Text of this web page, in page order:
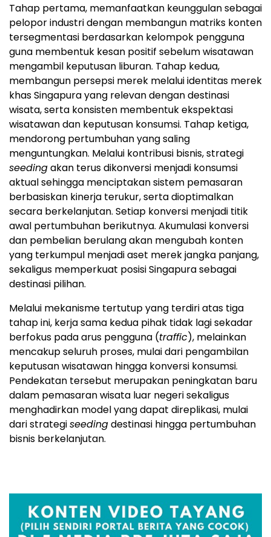
Tahap pertama, memanfaatkan keunggulan sebagai
pelopor industri dengan membangun matriks konten
tersegmentasi berdasarkan kelompok pengguna
guna membentuk kesan positif sebelum wisatawan
mengambil keputusan liburan. Tahap kedua,
membangun persepsi merek melalui identitas merek
khas Singapura yang relevan dengan destinasi
wisata, serta konsisten membentuk ekspektasi
wisatawan dan keputusan konsumsi. Tahap ketiga,
mendorong pertumbuhan yang saling
menguntungkan. Melalui kontribusi bisnis, strategi
seedingakan terus dikonversi menjadi konsumsi
aktual sehingga menciptakan sistem pemasaran
berbasiskan kinerja terukur, serta dioptimalkan
secara berkelanjutan. Setiap konversi menjadi titik
awal pertumbuhan berikutnya. Akumulasi konversi
dan pembelian berulang akan mengubah konten
yang terkumpul menjadi aset merek jangka panjang,
sekaligus memperkuat posisi Singapura sebagai
destinasi pilihan.
Melalui mekanisme tertutup yang terdiri atas tiga
tahap ini, kerja sama kedua pihak tidak lagi sekadar
berfokus pada arus pengguna (traffic), melainkan
mencakup seluruh proses, mulai dari pengambilan
keputusan wisatawan hingga konversi konsumsi.
Pendekatan tersebut merupakan peningkatan baru
dalam pemasaran wisata luar negeri sekaligus
menghadirkan model yang dapat direplikasi, mulai
dari strategiseedingdestinasi hingga pertumbuhan
bisnis berkelanjutan.